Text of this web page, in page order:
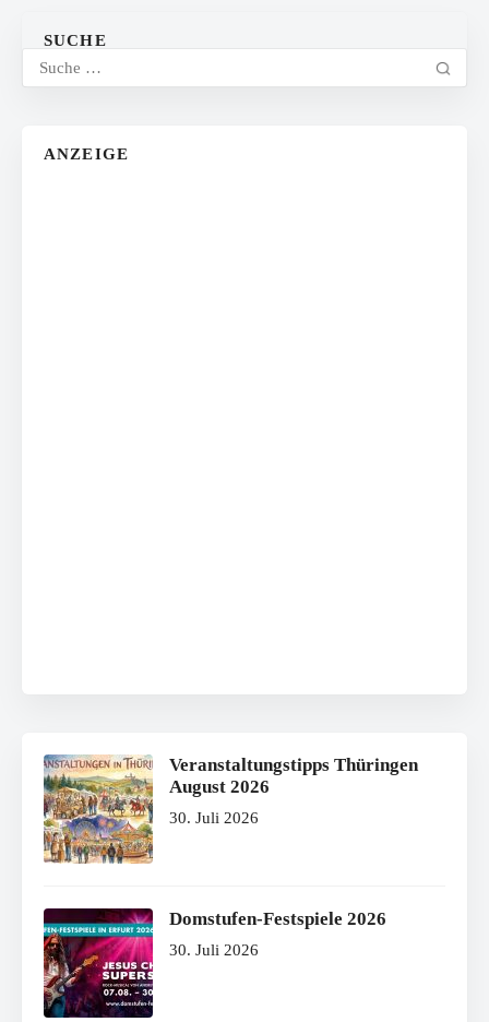
SUCHE
ANZEIGE
Veranstaltungstipps Thüringen
August 2026
30. Juli 2026
Domstufen-Festspiele 2026
30. Juli 2026